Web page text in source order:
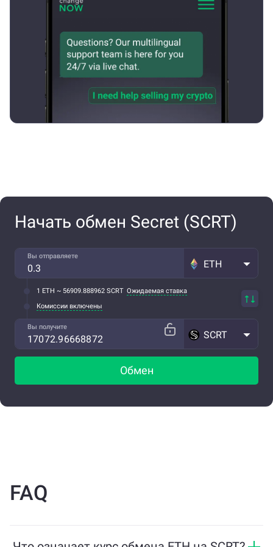
Начать обмен Secret (SCRT)
Вы отправляете
ETH
1 ETH ~ 56909.888962 SCRT Ожидаемая ставка
Комиссии включены
Вы получите
SCRT
Обмен
FAQ